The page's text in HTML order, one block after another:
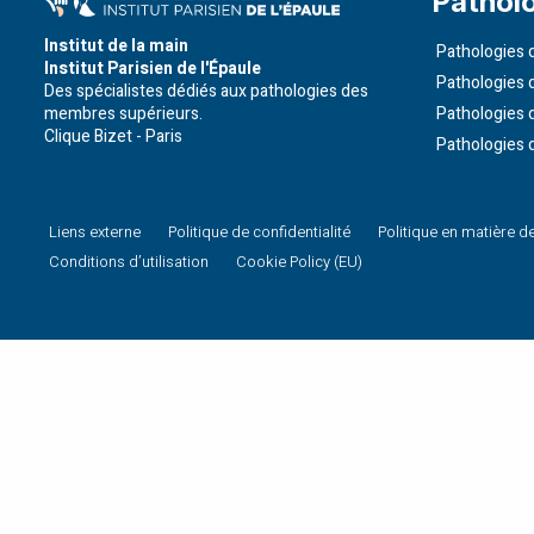
Institut de la main
Institut Parisien de l'Épaule
Des spécialistes dédiés aux pathologies des
membres supérieurs.
Clique Bizet - Paris
Pathologies
Pathologies
Pathologies
Pathologies
Liens externe Politique de confidentialité
Politique en matière
Conditions d’utilisation
Cookie Policy (EU)